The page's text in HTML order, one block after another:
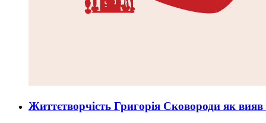
Життєтворчість Григорія Сковороди як вияв